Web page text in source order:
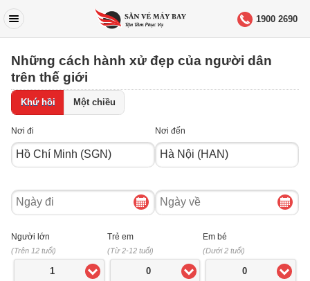
1900 2690
Những cách hành xử đẹp của người dân
trên thế giới
Khứ hồi Một chiều
Nơi đi Nơi đến
Ngày
đi
Ngày
về
Người lớn
(Trên 12 tuổi)
1
Trẻ em
(Từ 2-12 tuổi)
0
Em bé
(Dưới 2 tuổi)
0